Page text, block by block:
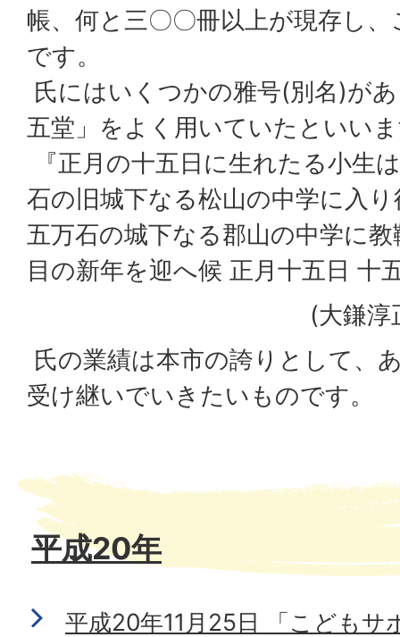
帳、何と三〇〇冊以上が現存し
です。
氏にはいくつかの雅号(別名)が
五堂」をよく用いていたといい
『正月の十五日に生れたる小生
石の旧城下なる松山の中学に入
五万石の城下なる郡山の中学に
目の新年を迎へ候 正月十五日 十
(大鎌
氏の業績は本市の誇りとして、
受け継いでいきたいものです。
平成20年
平成20年11月25日 「こどもサ